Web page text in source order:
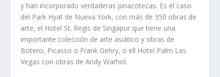
y han incorporado verdaderas pinacotecas. Es el caso
del Park Hyat de Nueva York, con más de 350 obras de
arte, el Hotel St. Regis de Singapur que tiene una
importante colección de arte asiático y obras de
Botero, Picasso o Frank Gehry, o ell Hotel Palm Las
Vegas con obras de Andy Warhol.